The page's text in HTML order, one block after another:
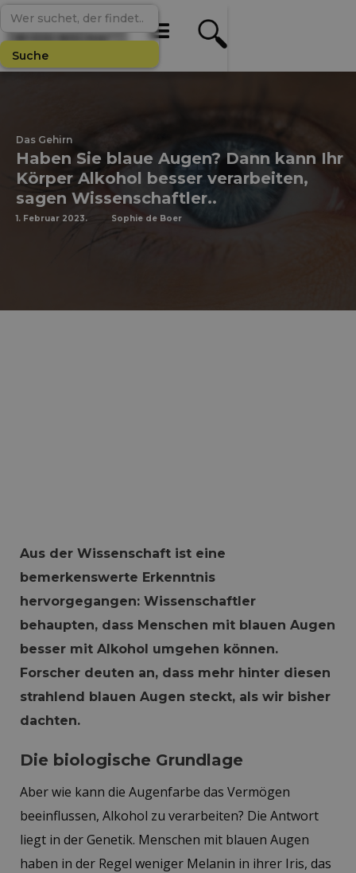
Das Gehirn
Haben Sie blaue Augen? Dann kann Ihr
Körper Alkohol besser verarbeiten,
sagen Wissenschaftler..
1. Februar 2023. Sophie de Boer
Aus der Wissenschaft ist eine
bemerkenswerte Erkenntnis
hervorgegangen: Wissenschaftler
behaupten, dass Menschen mit blauen Augen
besser mit Alkohol umgehen können.
Forscher deuten an, dass mehr hinter diesen
strahlend blauen Augen steckt, als wir bisher
dachten.
Die biologische Grundlage
Aber wie kann die Augenfarbe das Vermögen
beeinflussen, Alkohol zu verarbeiten? Die Antwort
liegt in der Genetik. Menschen mit blauen Augen
haben in der Regel weniger Melanin in ihrer Iris, das